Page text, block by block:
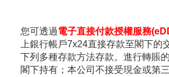
光證財富高
eMO! 免費流動交易程式
您可透過電子直接付款授權服務
上銀行帳戶7x24直接存款至閣下的
下列多種存款方法存款。進行轉賬
閣下持有；本公司不接受現金或第